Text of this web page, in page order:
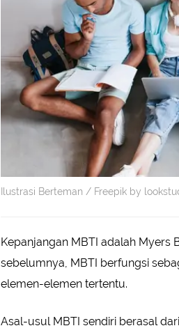
Ilustrasi Berteman / Freepik by
Kepanjangan MBTI adalah Myers
sebelumnya, MBTI berfungsi
elemen-elemen tertentu.
Asal-usul MBTI sendiri berasal